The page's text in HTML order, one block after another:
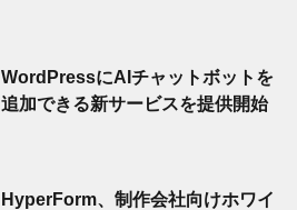
WordPressにAIチャットボットを
追加できる新サービスを提供開始
HyperForm、制作会社向けホワイ